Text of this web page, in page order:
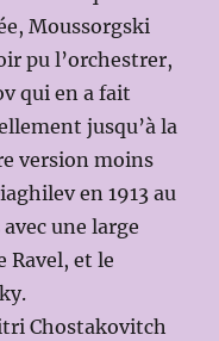
Moussorgski
pu l’orchestrer,
qui en a fait
jusqu’à la
version moins
en 1913 au
une large
Ravel, et le
Chostakovitch